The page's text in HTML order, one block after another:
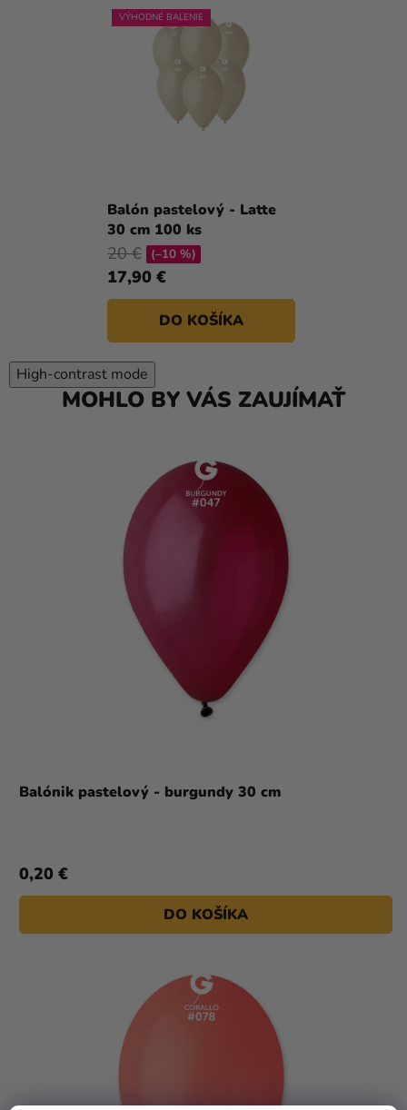
VÝHODNÉ BALENIE
Balón pastelový - Latte
30 cm 100 ks
17,90 €
20 € (–10 %)
DO KOŠÍKA
High-contrast mode
MOHLO BY VÁS ZAUJÍMAŤ
Balónik pastelový - burgundy 30 cm
0,20 €
DO KOŠÍKA